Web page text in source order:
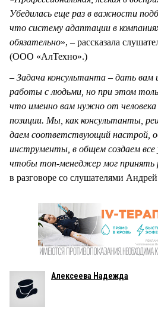
Убедилась еще раз в важности
что систему адаптации в
обязательно», – рассказала
(ООО «АлТехно».)
– Задача консультанта – дать
работы с людьми, но при этом
что именно вам нужно от
позиции. Мы, как консультанты,
даем соответствующий настрой,
инструменты, в общем создаем все
чтобы топ-менеджер мог принять
в разговоре со слушателями
Алексеева Надежда